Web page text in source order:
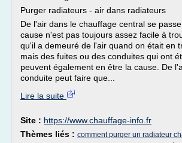
Purger radiateurs - air dans radiateurs
De l'air dans le chauffage central se
cause n'est pas toujours assez facile à
qu'il a demeuré de l'air quand on était en
mais des fuites ou des conduites qui ont
peuvent également en être la cause. De
conduite peut faire que...
Lire la suite
Site : https://www.chauffage-info.fr
Thèmes liés : comment purger un radiateur